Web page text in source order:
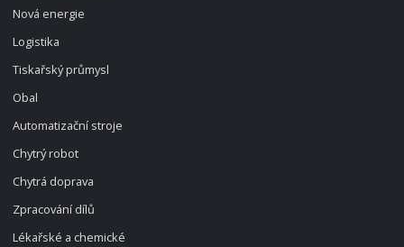
Nová energie
Logistika
Tiskařský průmysl
Obal
Automatizační stroje
Chytrý robot
Chytrá doprava
Zpracování dílů
Lékařské a chemické